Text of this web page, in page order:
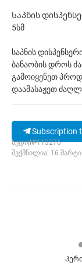
Საპნის
5სმ
საპნის
ბანაობის დროს
გამოიყენეთ
დაამასაჟეთ
Subscription
ხედი|№113276
შექმნილია: 16 მარტი